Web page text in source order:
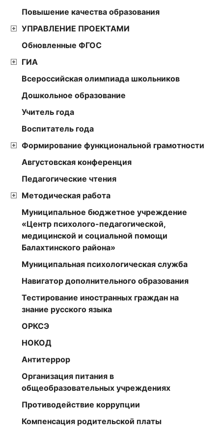
Повышение качества образования
УПРАВЛЕНИЕ ПРОЕКТАМИ
Обновленные ФГОС
ГИА
Всероссийская олимпиада школьников
Дошкольное образование
Учитель года
Воспитатель года
Формирование функциональной грамотности
Августовская конференция
Педагогические чтения
Методическая работа
Муниципальное бюджетное учреждение
«Центр психолого-педагогической,
медицинской и социальной помощи
Балахтинского района»
Муниципальная психологическая служба
Навигатор дополнительного образования
Тестирование иностранных граждан на
знание русского языка
ОРКСЭ
НОКОД
Антитеррор
Организация питания в
общеобразовательных учреждениях
Противодействие коррупции
Компенсация родительской платы